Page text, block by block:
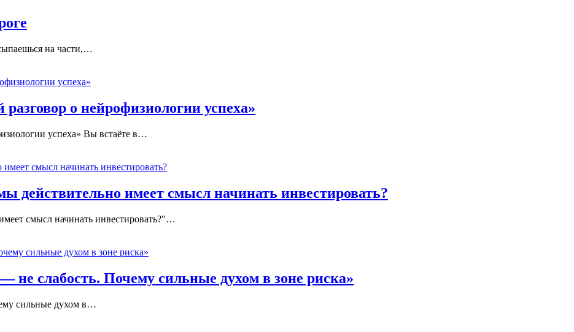
на части,…
о нейрофизиологии успеха»
успеха» Вы встаёте в…
имеет смысл начинать инвестировать?
смысл начинать инвестировать?"…
слабость. Почему сильные духом в зоне риска»
сильные духом в…